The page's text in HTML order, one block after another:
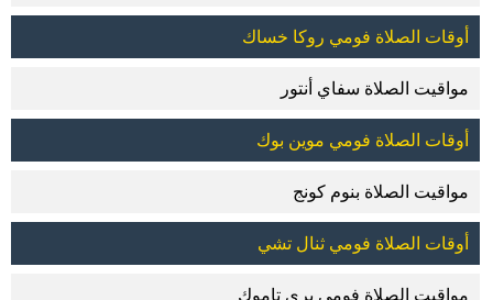
أوقات الصلاة فومي روكا خساك
مواقيت الصلاة سفاي أنتور
أوقات الصلاة فومي موين بوك
مواقيت الصلاة بنوم كونج
أوقات الصلاة فومي ثنال تشي
مواقيت الصلاة فومي بري تاموك